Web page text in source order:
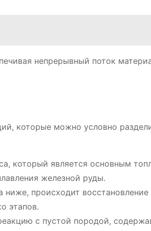
непрерывный поток
которые можно условно
который является основным
железной руды․
ниже, происходит восстановление
этапов․
с пустой породой,